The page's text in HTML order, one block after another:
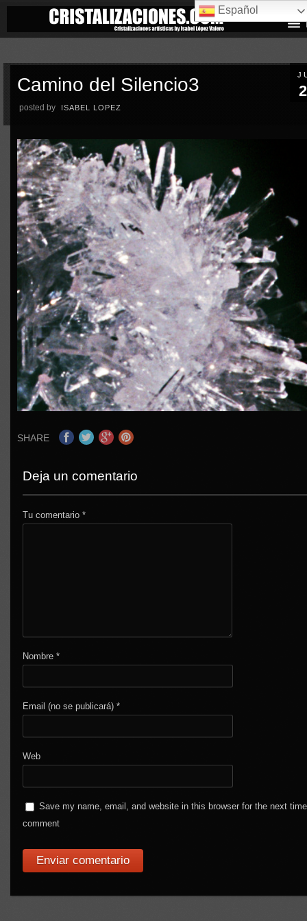
Camino del Silencio3
posted by ISABEL LOPEZ
SHARE
Deja un comentario
Tu comentario*
Nombre*
Email (no se publicará)*
Web
Save my name, email, and website in this browser for the next
comment
Español